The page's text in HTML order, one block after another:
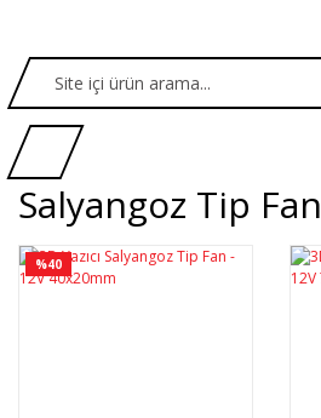
Salyangoz Tip Fan
%40